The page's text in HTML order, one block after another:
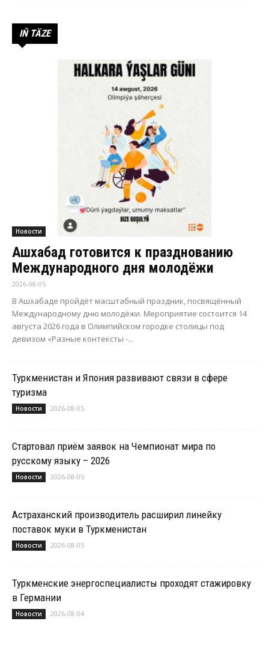
IŇ TÄZE
Новости
Ашхабад готовится к празднованию
Международного дня молодёжи
2026-08-05
В Ашхабаде пройдёт масштабный праздник, посвящённый
Международному дню молодёжи. Мероприятие состоится 14
августа 2026 года в Олимпийском городке столицы под
девизом «Разные контексты -...
Туркменистан и Япония развивают связи в сфере
туризма
Новости 2026-08-05
Стартовал приём заявок на Чемпионат мира по
русскому языку – 2026
Новости 2026-08-05
Астраханский производитель расширил линейку
поставок муки в Туркменистан
Новости 2026-08-05
Туркменские энергоспециалисты проходят стажировку
в Германии
Новости 2026-08-04